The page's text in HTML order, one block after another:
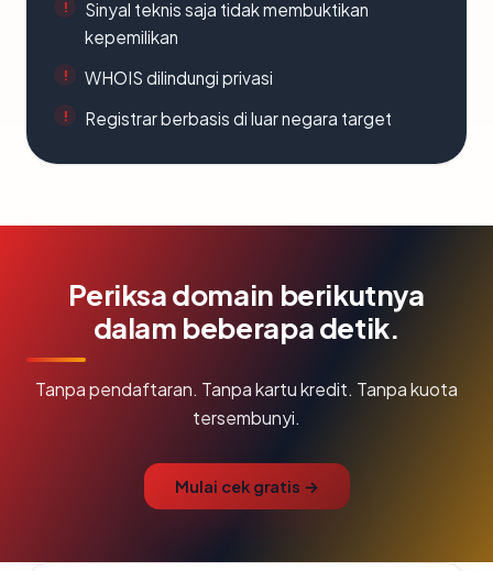
Sinyal teknis saja tidak membuktikan
kepemilikan
WHOIS dilindungi privasi
Registrar berbasis di luar negara target
Periksa domain berikutnya
dalam beberapa detik.
Tanpa pendaftaran. Tanpa kartu kredit. Tanpa kuota
tersembunyi.
Mulai cek gratis →